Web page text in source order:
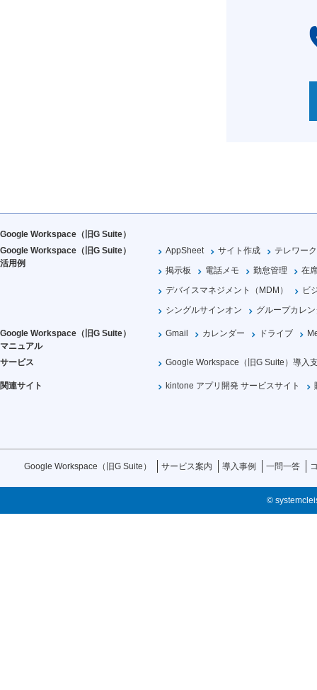
Google Workspace（旧G Suite）
Google Workspace（旧G Suite）
活用例
AppSheet サイト作成
テレワーク
掲示板
電話メモ 勤怠管理
在
デバイスマネジメント（MDM）
ビ
シングルサインオン
グループカレ
Google Workspace（旧G Suite）
マニュアル
Gmail カレンダー ドライブ
サービス Google Workspace（旧G Suite）導入
関連サイト kintone アプリ開発 サービスサイト
Google Workspace（旧G Suite） サービス案内 導入事例 一問一答
©